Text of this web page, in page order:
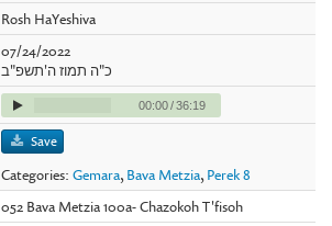
Rosh HaYeshiva
07/24/2022
כ"ה תמוז ה'תשפ"ב
00:00/36:19
Save
Categories:Gemara, Bava Metzia, Perek 8
052 Bava Metzia 100a- Chazokoh T'fisoh